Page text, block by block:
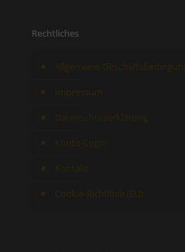
Rechtliches
Allgemeine
Impressum
Datenschutzerklärung
Konto-Login
Kontakt
Cookie-Richtlinie (EU)